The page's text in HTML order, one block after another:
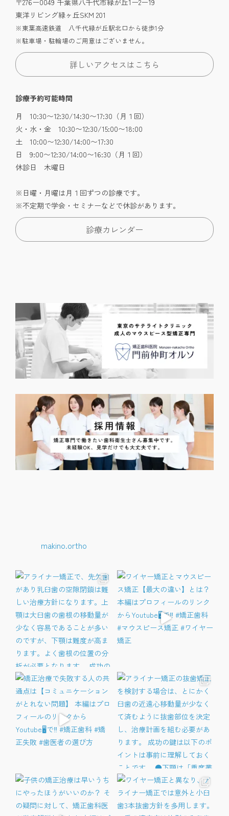
東洋リビング緑ヶ丘SKM 201
※東葉高速鉄道 八千代緑が丘駅北口から徒歩1分
※駐車場・駐輪場のご用意はございません。
詳しいアクセスはこちら
診療予約可能時間
月 10:30〜12:30/14:30〜17:30（月１回）
火・水・金 10:30〜12:30/15:00〜18:00
土 10:00〜12:30/14:00〜17:30
日 9:00〜12:30/14:00〜16:30（月１回）
休診日 木曜日
※日曜・月曜は月１回ずつの診療です。
※不定期で学会・セミナーなどで休診があります。
診療カレンダー
makino.ortho